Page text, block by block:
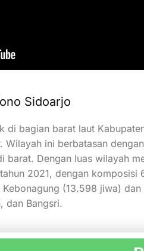
Sidoarjo
di bagian barat laut
ini berbatasan
barat. Dengan luas wilayah
2021, dengan
(13.598 jiwa)
dan Bangsri.